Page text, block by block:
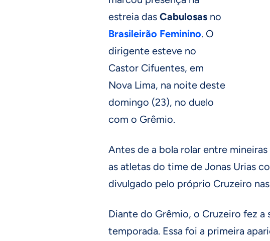
estreia das Cabulosas no
Brasileirão Feminino. O
dirigente esteve no
Castor Cifuentes, em
Nova Lima, na noite deste
domingo (23), no duelo
com o Grêmio.
Antes de a bola rolar entre
as atletas do time de Jonas Urias
divulgado pelo próprio Cruzeiro
Diante do Grêmio, o Cruzeiro fez a
temporada. Essa foi a primeira